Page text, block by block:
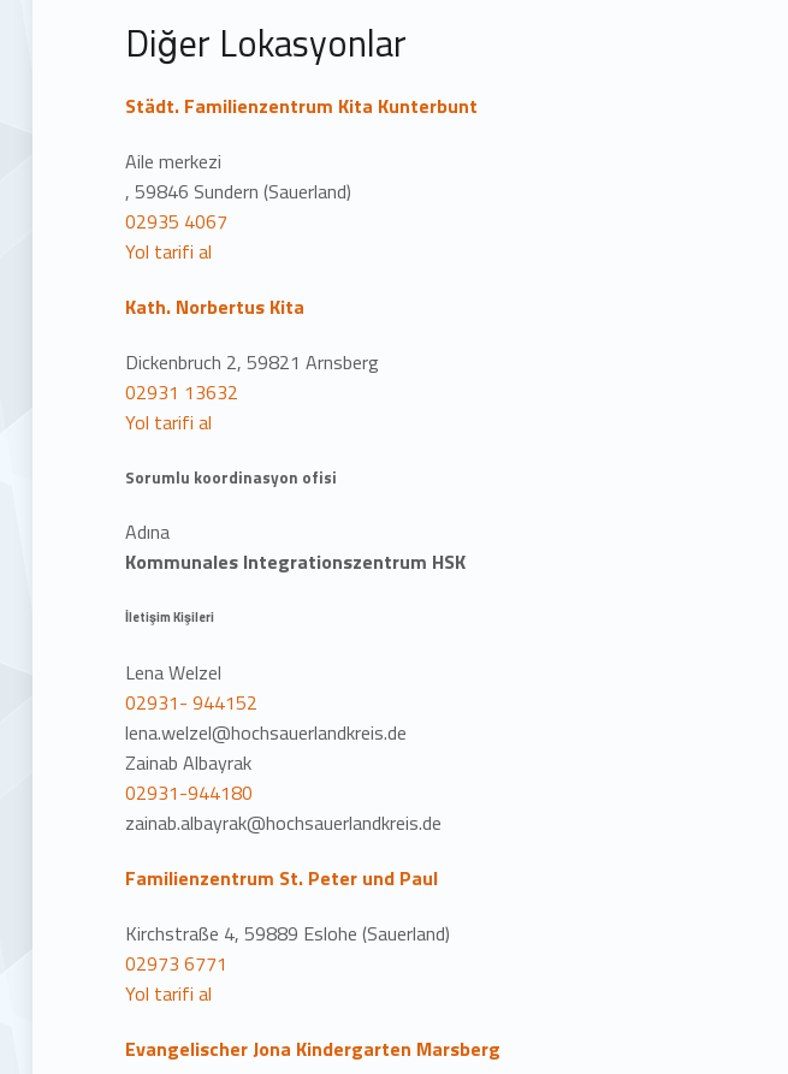
Diğer Lokasyonlar
Städt. Familienzentrum Kita Kunterbunt
Aile merkezi
, 59846 Sundern (Sauerland)
02935 4067
Yol tarifi al
Kath. Norbertus Kita
Dickenbruch 2, 59821 Arnsberg
02931 13632
Yol tarifi al
Sorumlu koordinasyon ofisi
Adına
Kommunales Integrationszentrum HSK
İletişim Kişileri
Lena Welzel
02931- 944152
lena.welzel@hochsauerlandkreis.de
Zainab Albayrak
02931-944180
zainab.albayrak@hochsauerlandkreis.de
Familienzentrum St. Peter und Paul
Kirchstraße 4, 59889 Eslohe (Sauerland)
02973 6771
Yol tarifi al
Evangelischer Jona Kindergarten Marsberg